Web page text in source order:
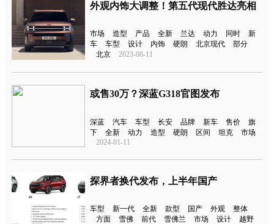
外观内饰大调整！第五代现代胜达亮相
市场 造型 产品 全新 兰达 动力 同时
新
车
车型 设计 内饰 硬朗 北京现代
部分
北京
2023-08-11
或售30万？深蓝G318官图发布
深蓝 汽车 车型 长安 品牌 新车 售价
旗
下
全新 动力 造型 硬朗 区间 坦克
市场
2024-01-11
探界者换代发布，上半年国产
车型 新一代 全新 款型 国产 外观
整体
方面
雪佛 前代 雪佛兰 市场 设计
越野